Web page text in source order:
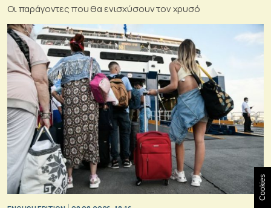
Οι παράγοντες που θα ενισχύσουν τον χρυσό
Cookies